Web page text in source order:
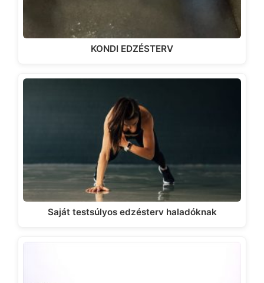
KONDI EDZÉSTERV
Saját testsúlyos edzésterv haladóknak